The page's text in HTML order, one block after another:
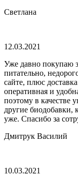
Светлана
12.03.2021
Уже давно покупаю
питательно,
сайте, плюс
оперативная и
поэтому в качестве
другие биодобавки,
уже. Спасибо за
Дмитрук Василий
10.03.2021